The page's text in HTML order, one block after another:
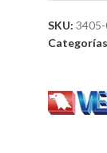
SKU: